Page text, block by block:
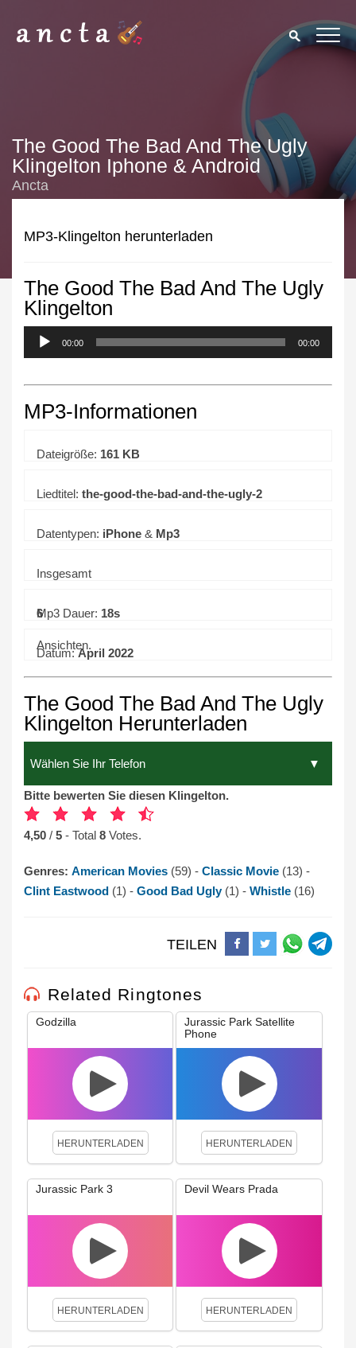
The Good The Bad And The Ugly
Klingelton Iphone & Android
Ancta
MP3-Klingelton herunterladen
The Good The Bad And The Ugly
Klingelton
00:00 00:00
MP3-Informationen
Dateigröße: 161 KB
Liedtitel: the-good-the-bad-and-the-ugly-2
Datentypen: iPhone & Mp3
Insgesamt
6
Ansichten.
Mp3 Dauer: 18s
Datum:April 2022
The Good The Bad And The Ugly
Klingelton Herunterladen
Bitte bewerten Sie diesen Klingelton.
4,50 / 5 - Total 8 Votes.
Genres: American Movies (59) - Classic Movie (13) -
Clint Eastwood (1) - Good Bad Ugly (1) - Whistle (16)
TEILEN
Related Ringtones
Godzilla
HERUNTERLADEN
Jurassic Park Satellite
Phone
HERUNTERLADEN
Jurassic Park 3
HERUNTERLADEN
Devil Wears Prada
HERUNTERLADEN
We use cookies to enhance your experience. By continuing to
visit this site you agree to our use of cookies.
Close